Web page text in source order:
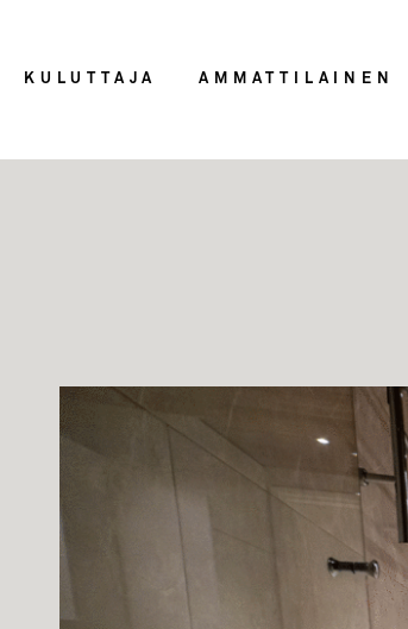
KULUTTAJA AMMATTILAINEN